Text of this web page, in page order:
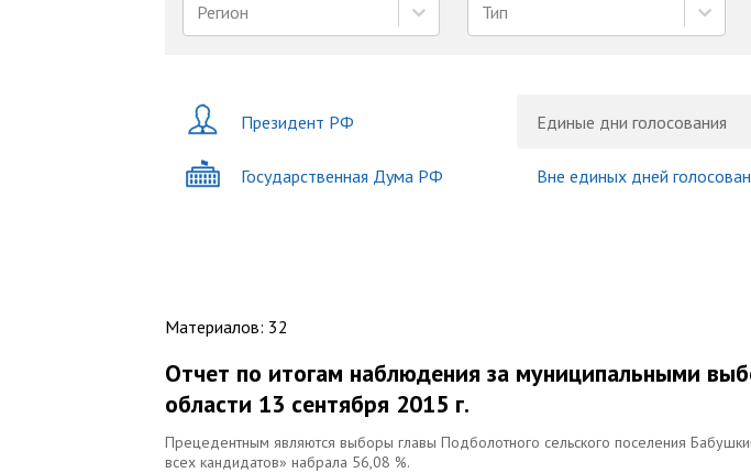
Регион Тип
Президент РФ
Государственная Дума РФ
Единые дни голосования
Вне единых дней
Материалов: 32
Отчет по итогам наблюдения за муниципальными
области 13 сентября 2015 г.
Прецедентным являются выборы главы Подболотного сельского поселения
всех кандидатов» набрала 56,08 %.